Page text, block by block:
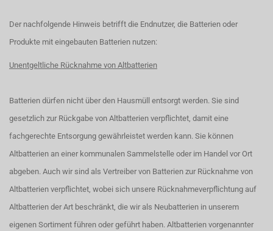
Der nachfolgende Hinweis betrifft die Endnutzer, die Batterien oder
Produkte mit eingebauten Batterien nutzen:
Unentgeltliche Rücknahme von Altbatterien
Batterien dürfen nicht über den Hausmüll entsorgt werden. Sie sind
gesetzlich zur Rückgabe von Altbatterien verpflichtet, damit eine
fachgerechte Entsorgung gewährleistet werden kann. Sie können
Altbatterien an einer kommunalen Sammelstelle oder im Handel vor Ort
abgeben. Auch wir sind als Vertreiber von Batterien zur Rücknahme von
Altbatterien verpflichtet, wobei sich unsere Rücknahmeverpflichtung auf
Altbatterien der Art beschränkt, die wir als Neubatterien in unserem
eigenen Sortiment führen oder geführt haben. Altbatterien vorgenannter